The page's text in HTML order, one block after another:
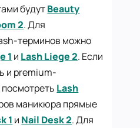
будутBeauty
2. Для
терминов можно
1 и Lash Liege 2. Если
и premium-
Lash
маникюра прямые
1 и Nail Desk 2. Для